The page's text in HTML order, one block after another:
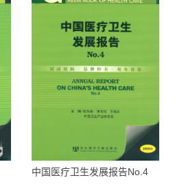
中国医疗卫生发展报告No.4